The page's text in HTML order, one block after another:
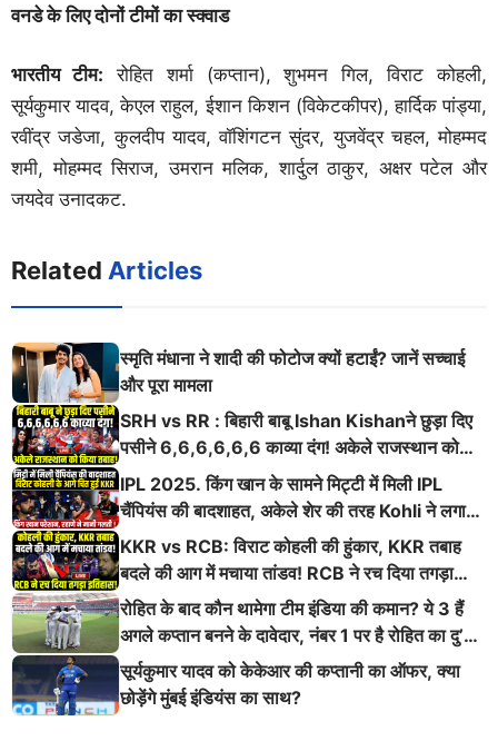
वनडे के लिए दोनों टीमों का स्क्वाड
भारतीय टीम: रोहित शर्मा (कप्तान), शुभमन गिल, विराट कोहली,
सूर्यकुमार यादव, केएल राहुल, ईशान किशन (विकेटकीपर), हार्दिक पांड्या,
रवींद्र जडेजा, कुलदीप यादव, वॉशिंगटन सुंदर, युजवेंद्र चहल, मोहम्मद
शमी, मोहम्मद सिराज, उमरान मलिक, शार्दुल ठाकुर, अक्षर पटेल और
जयदेव उनादकट.
Related Articles
स्मृति मंधाना ने शादी की फोटोज क्यों हटाईं? जानें सच्चाई
और पूरा मामला
SRH vs RR : बिहारी बाबू Ishan Kishanने छुड़ा दिए
पसीने 6,6,6,6,6,6 काव्या दंग! अकेले राजस्थान को
किया तबाह!
IPL 2025. किंग खान के सामने मिट्टी में मिली IPL
चैंपियंस की बादशाहत, अकेले शेर की तरह Kohli ने लगाई
ऐसी दहाड़
KKR vs RCB: विराट कोहली की हुंकार, KKR तबाह
बदले की आग में मचाया तांडव! RCB ने रच दिया तगड़ा
इतिहास
रोहित के बाद कौन थामेगा टीम इंडिया की कमान? ये 3 हैं
अगले कप्तान बनने के दावेदार, नंबर 1 पर है रोहित का दु’
श्मन
सूर्यकुमार यादव को केकेआर की कप्तानी का ऑफर, क्या
छोड़ेंगे मुंबई इंडियंस का साथ?